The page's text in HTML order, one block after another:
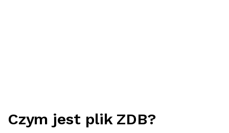
Czym jest plik ZDB?